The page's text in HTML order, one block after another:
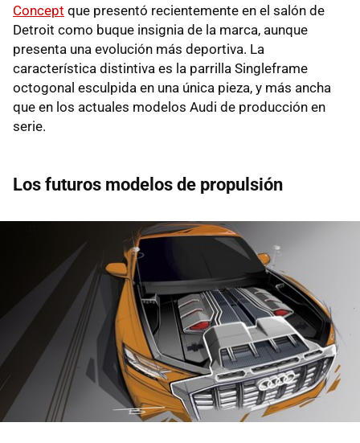
Concept que presentó recientemente en el salón de
Detroit como buque insignia de la marca, aunque
presenta una evolución más deportiva. La
característica distintiva es la parrilla Singleframe
octogonal esculpida en una única pieza, y más ancha
que en los actuales modelos Audi de producción en
serie.
Los futuros modelos de propulsión